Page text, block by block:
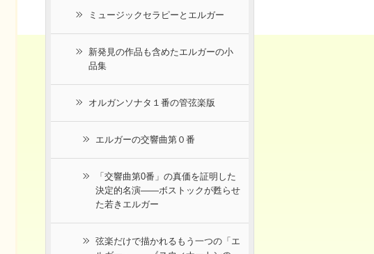
ミュージックセラピーとエルガー
新発見の作品も含めたエルガーの小
品集
オルガンソナタ１番の管弦楽版
エルガーの交響曲第０番
「交響曲第0番」の真価を証明した
決定的名演――ボストックが甦らせ
た若きエルガー
弦楽だけで描かれるもう一つの「エ